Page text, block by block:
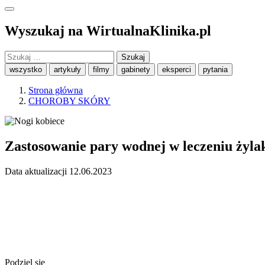
Wyszukaj na WirtualnaKlinika.pl
Szukaj:
wszystko artykuły filmy gabinety eksperci pytania
Strona główna
CHOROBY SKÓRY
Zastosowanie pary wodnej w leczeniu
Data aktualizacji 12.06.2023
Podziel się